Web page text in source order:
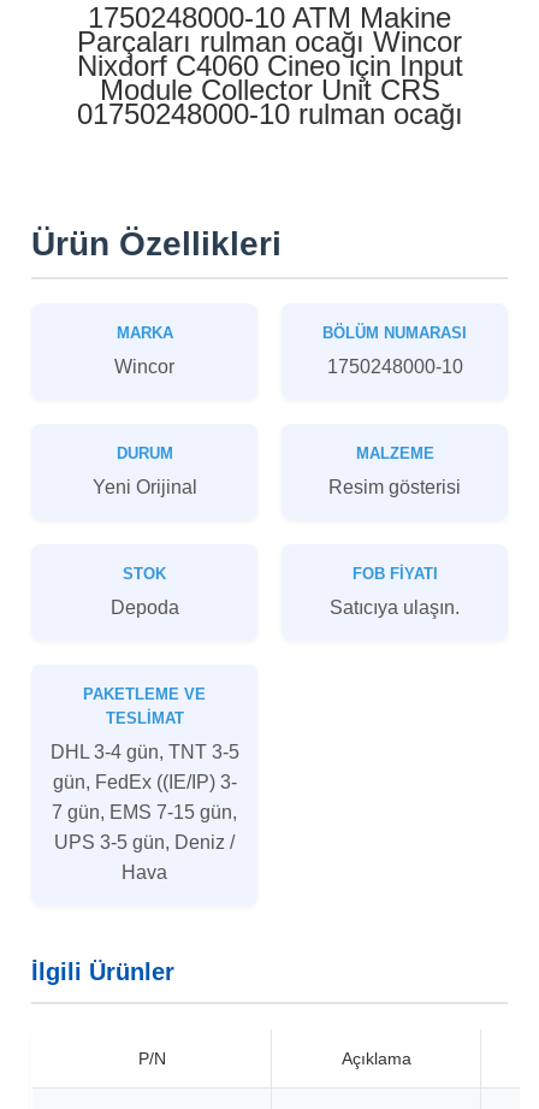
1750248000-10 ATM Makine
Parçaları rulman ocağı Wincor
Nixdorf C4060 Cineo için Input
Module Collector Unit CRS
01750248000-10 rulman ocağı
Ürün Özellikleri
MARKA
Wincor
BÖLÜM NUMARASI
1750248000-10
DURUM
Yeni Orijinal
MALZEME
Resim gösterisi
STOK
Depoda
FOB FIYATI
Satıcıya ulaşın.
PAKETLEME VE
TESLIMAT
DHL 3-4 gün, TNT 3-5
gün, FedEx ((IE/IP) 3-
7 gün, EMS 7-15 gün,
UPS 3-5 gün, Deniz /
Hava
İlgili Ürünler
P/N Açıklama